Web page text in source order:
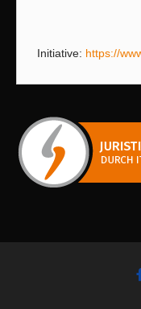
Initiative: https://